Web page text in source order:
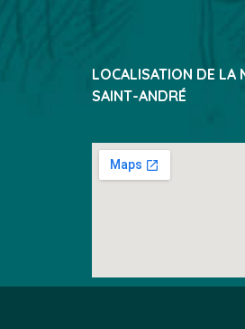
LOCALISATION DE LA
SAINT-ANDRÉ